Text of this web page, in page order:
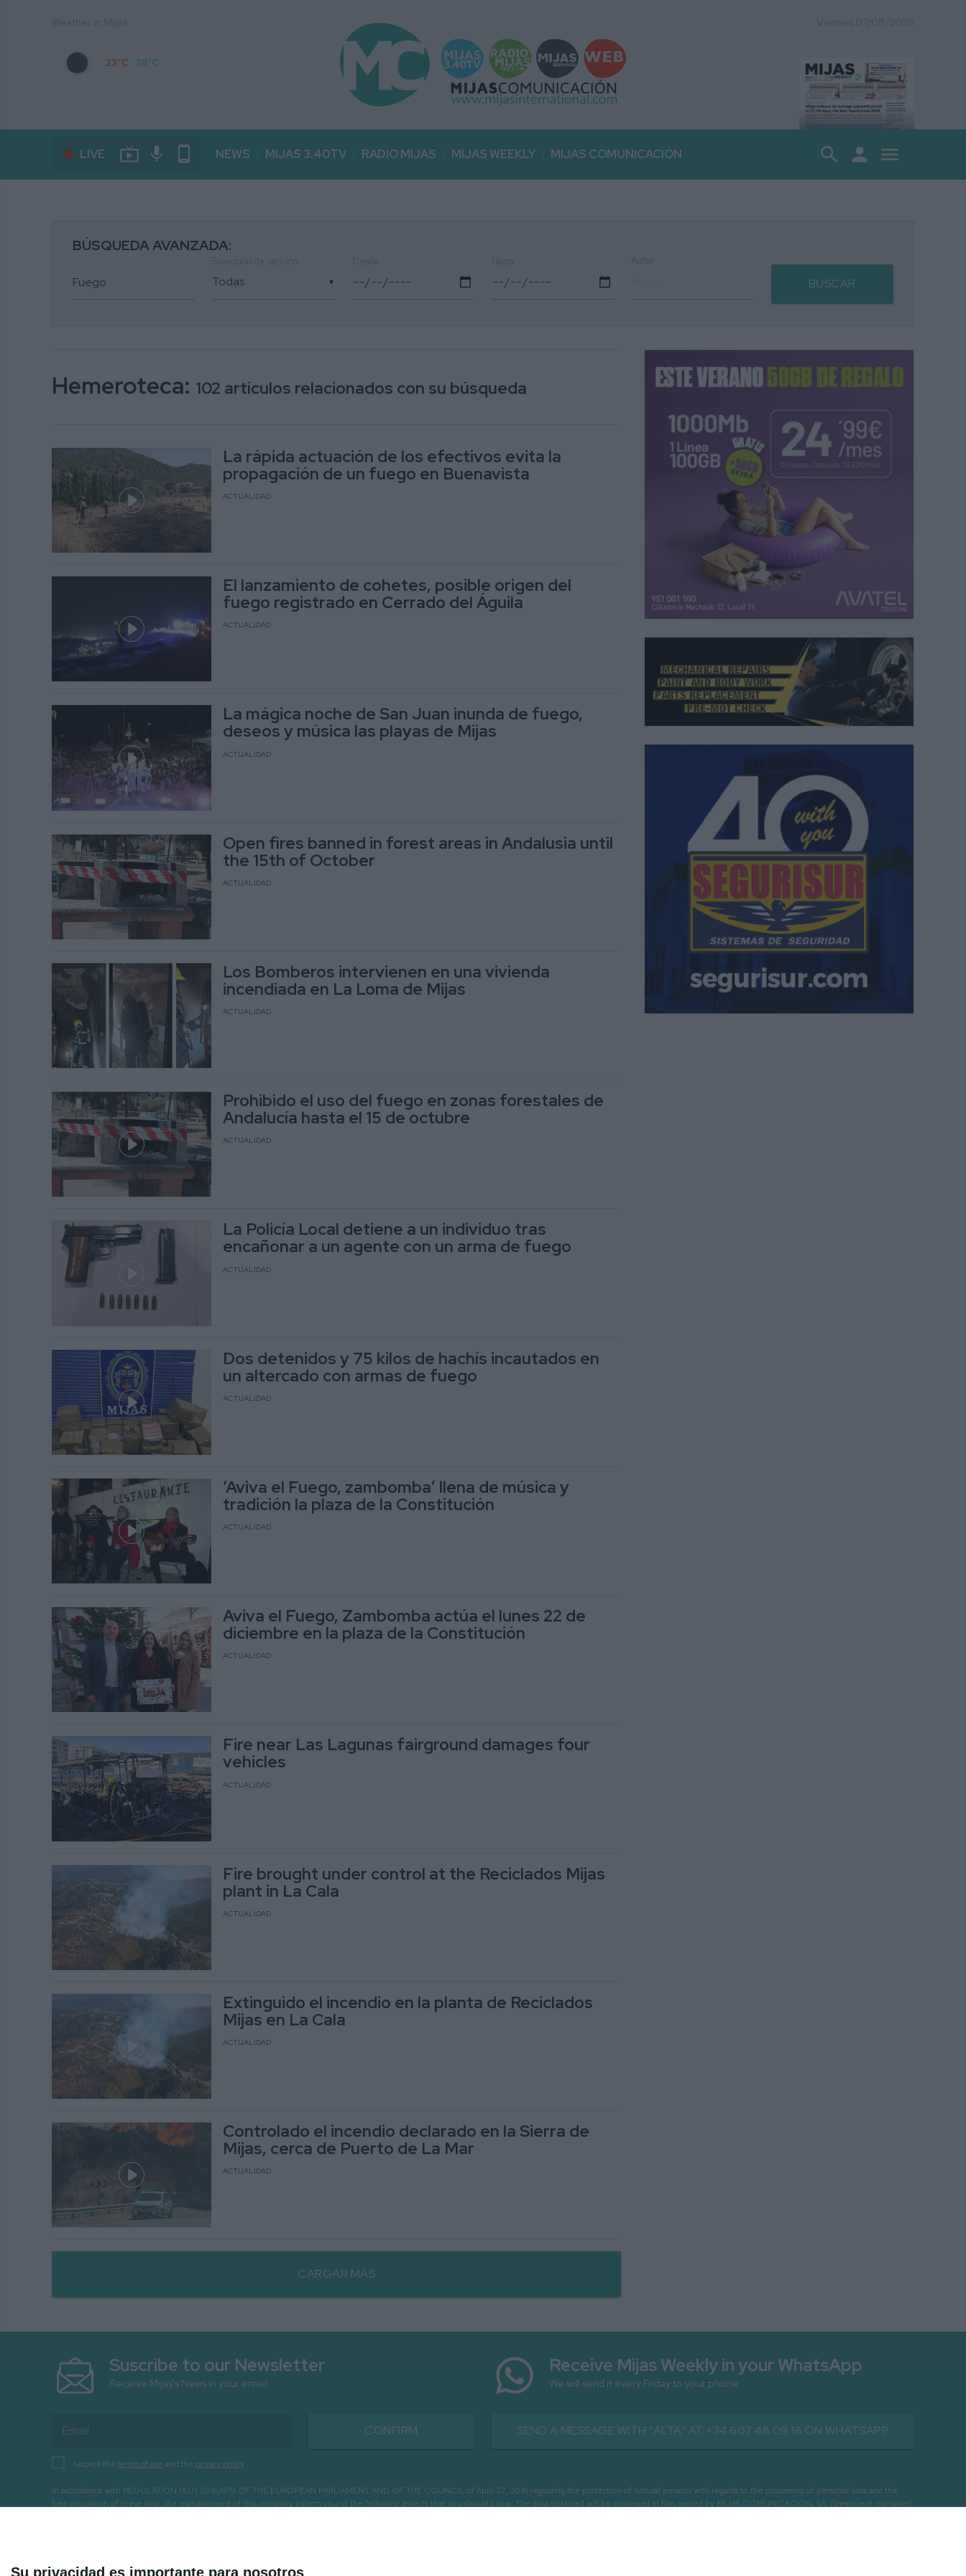
Su privacidad es importante para nosotros
23°C 20°C
LIVE live_tv mic phone_android NEWS MIJAS 3.40TV RADIO MIJAS MIJAS WEEKLY MIJAS COMUNICACIÓN search person menu
BÚSQUEDA AVANZADA:
▼ BUSCAR
Hemeroteca: 102 artículos relacionados con su búsqueda
La rápida actuación de los efectivos evita la
propagación de un fuego en Buenavista
ACTUALIDAD
El lanzamiento de cohetes, posible origen del
fuego registrado en Cerrado del Águila
ACTUALIDAD
La mágica noche de San Juan inunda de fuego,
deseos y música las playas de Mijas
ACTUALIDAD
Open fires banned in forest areas in Andalusia until
the 15th of October
ACTUALIDAD
Los Bomberos intervienen en una vivienda
incendiada en La Loma de Mijas
ACTUALIDAD
Prohibido el uso del fuego en zonas forestales de
Andalucía hasta el 15 de octubre
ACTUALIDAD
La Policía Local detiene a un individuo tras
encañonar a un agente con un arma de fuego
ACTUALIDAD
Dos detenidos y 75 kilos de hachís incautados en
un altercado con armas de fuego
ACTUALIDAD
‘Aviva el Fuego, zambomba’ llena de música y
tradición la plaza de la Constitución
ACTUALIDAD
Aviva el Fuego, Zambomba actúa el lunes 22 de
diciembre en la plaza de la Constitución
ACTUALIDAD
Fire near Las Lagunas fairground damages four
vehicles
ACTUALIDAD
Fire brought under control at the Reciclados Mijas
plant in La Cala
ACTUALIDAD
Extinguido el incendio en la planta de Reciclados
Mijas en La Cala
ACTUALIDAD
Controlado el incendio declarado en la Sierra de
Mijas, cerca de Puerto de La Mar
ACTUALIDAD
CARGAR MÁS
Suscribe to our Newsletter
Receive Mijas's News in your email
CONFIRM
I accept the terms of use and the privacy policy
Receive Mijas Weekly in your WhatsApp
We will send it every Friday to your phone
SEND A MESSAGE WITH "ALTA" AT +34 607 48 09 16 ON WHATSAPP
In accordance with REGULATION (EU) 2016/679 OF THE EUROPEAN PARLIAMENT AND OF THE COUNCIL of April 27, 2016 regarding the protection of natural persons with regards to the processing of personal data and the
free circulation of these data, the management of this company inform you of the following aspects that you should know: The data obtained will be processed in files owned by MIJAS COMUNICACIÓN, SA, (treatment manager)